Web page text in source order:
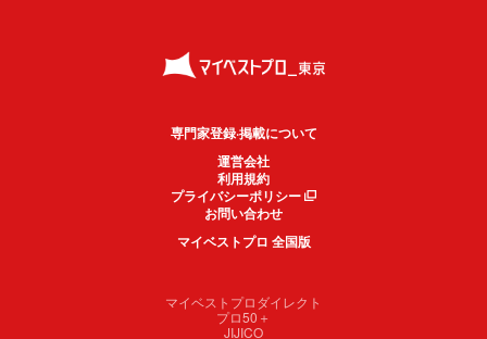
専門家登録·掲載について
運営会社
利用規約
プライバシーポリシー
お問い合わせ
マイベストプロ 全国版
マイベストプロダイレクト
プロ50＋
JIJICO